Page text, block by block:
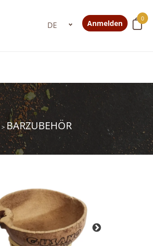
0
Anmelden
>BARZUBEHÖR